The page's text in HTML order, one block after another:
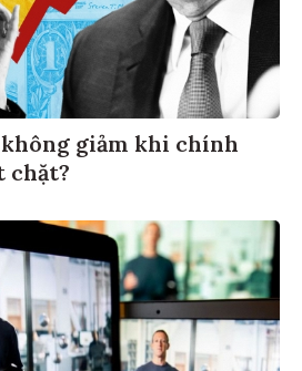
giảm khi chính
chặt?